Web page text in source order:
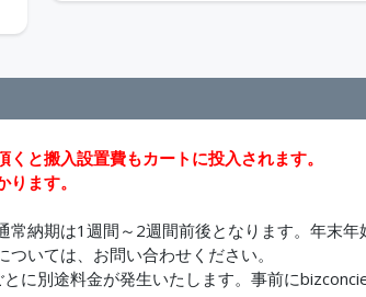
と搬入設置費もカートに投入されます。
ます。
納期は1週間～2週間前後となります。年末年
いては、お問い合わせください。
に別途料金が発生いたします。事前に